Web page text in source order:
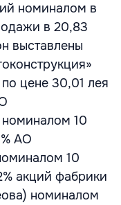
номиналом в
в 20,83
выставлены
цене 30,01 лея
10
АО
10
акций фабрики
номиналом